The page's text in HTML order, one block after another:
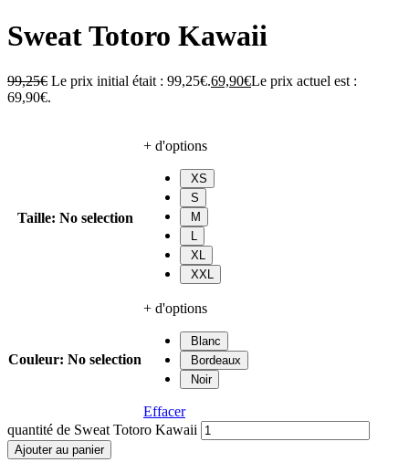
Sweat Totoro Kawaii
99,25€ Le prix initial était : 99,25€.69,90€Le prix actuel est :
69,90€.
Taille: No selection
+ d'options
XS
S
M
XL
XXL
Couleur: No selection
+ d'options
Blanc
Bordeaux
Noir
Effacer
quantité de Sweat Totoro Kawaii
Ajouter au panier